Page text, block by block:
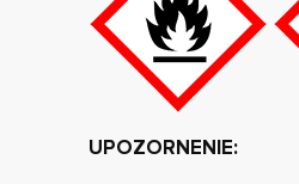
UPOZORNENIE: